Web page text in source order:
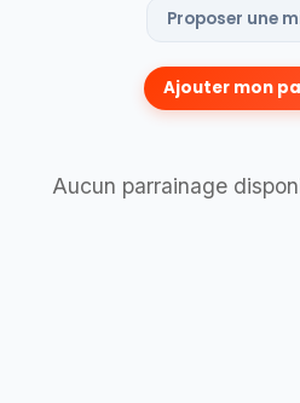
Proposer une
Ajouter mon
Aucun parrainage